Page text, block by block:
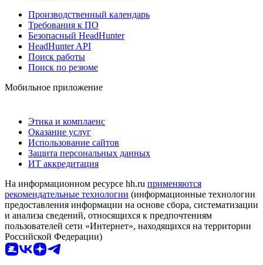
Производственный календарь
Требования к ПО
Безопасный HeadHunter
HeadHunter API
Поиск работы
Поиск по резюме
Мобильное приложение
Этика и комплаенс
Оказание услуг
Использование сайтов
Защита персональных данных
ИТ аккредитация
На информационном ресурсе hh.ru применяются
рекомендательные технологии (информационные технологии
предоставления информации на основе сбора, систематизации
и анализа сведений, относящихся к предпочтениям
пользователей сети «Интернет», находящихся на территории
Российской Федерации)